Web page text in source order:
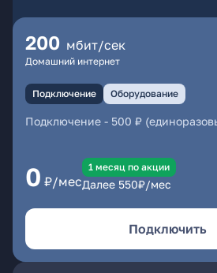
200 мбит/сек
Домашний интернет
Подключение Оборудование
Подключение - 500 ₽
0 ₽/мес
1 месяц по акции
Далее 550₽/мес
Подключить